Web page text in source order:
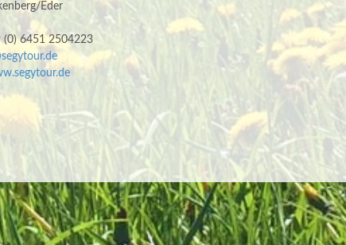
Eder
(0) 6451 2504223